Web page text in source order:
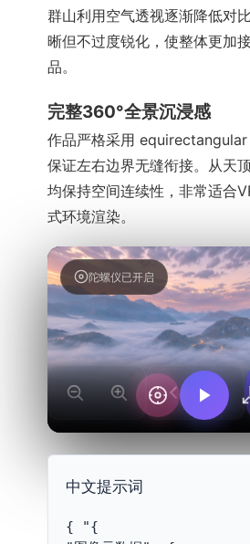
群山利用空气透视逐渐降低对
晰但不过度锐化，使整体更加
品。
完整360°全景沉浸感
作品严格采用 equirectangular
保证左右边界无缝衔接。从天
均保持空间连续性，非常适合
式环境渲染。
陀螺仪已开启
中文提示词
{ "{